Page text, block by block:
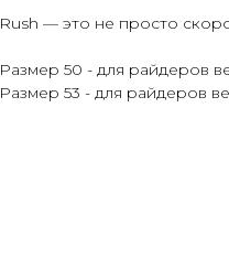
Rush — это не просто
Размер 50 - для райдеров
Размер 53 - для райдеров